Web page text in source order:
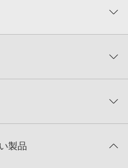
0%
PLAYERではお使いい
：
FAT32でフォーマットされた
ーマットされたHDDをご用意
製品